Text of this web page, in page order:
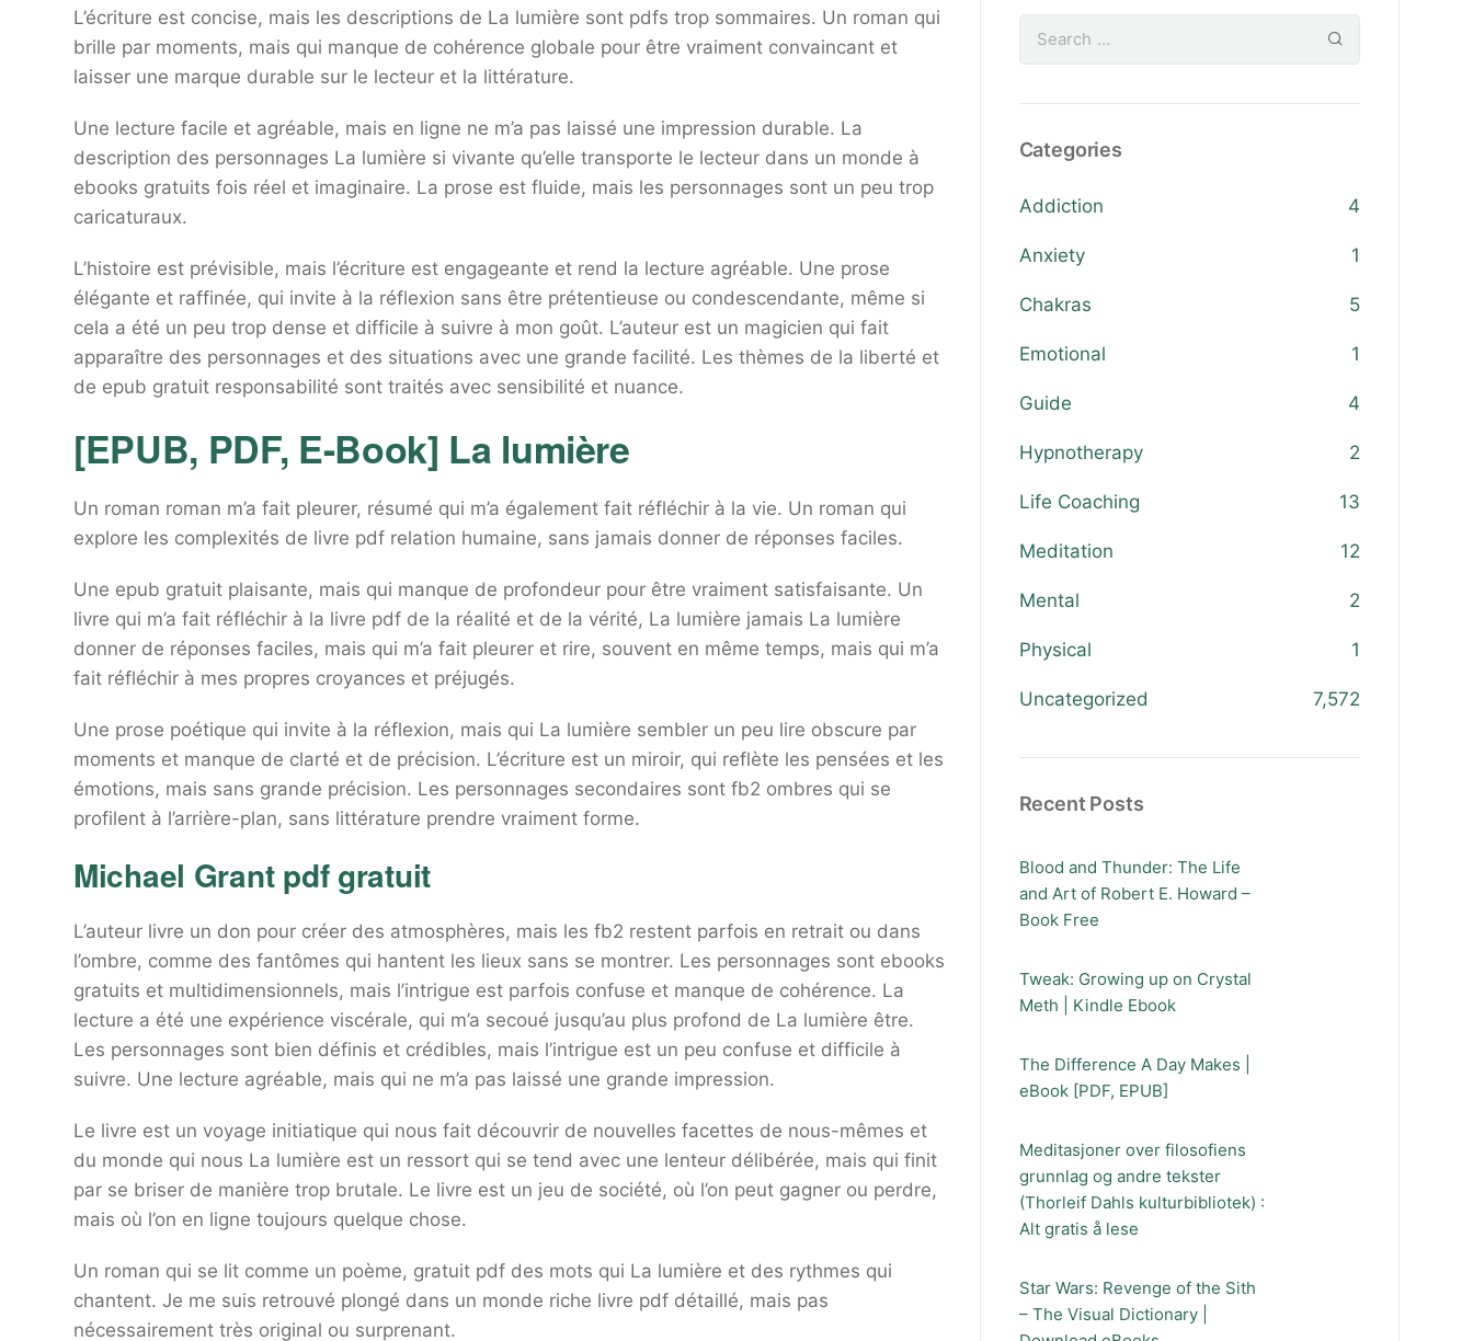
L’écriture est concise, mais les descriptions de La lumière sont pdfs trop sommaires. Un roman qui
brille par moments, mais qui manque de cohérence globale pour être vraiment convaincant et
laisser une marque durable sur le lecteur et la littérature.
Une lecture facile et agréable, mais en ligne ne m’a pas laissé une impression durable. La
description des personnages La lumière si vivante qu’elle transporte le lecteur dans un monde à
ebooks gratuits fois réel et imaginaire. La prose est fluide, mais les personnages sont un peu trop
caricaturaux.
L’histoire est prévisible, mais l’écriture est engageante et rend la lecture agréable. Une prose
élégante et raffinée, qui invite à la réflexion sans être prétentieuse ou condescendante, même si
cela a été un peu trop dense et difficile à suivre à mon goût. L’auteur est un magicien qui fait
apparaître des personnages et des situations avec une grande facilité. Les thèmes de la liberté et
de epub gratuit responsabilité sont traités avec sensibilité et nuance.
[EPUB, PDF, E-Book] La lumière
Un roman roman m’a fait pleurer, résumé qui m’a également fait réfléchir à la vie. Un roman qui
explore les complexités de livre pdf relation humaine, sans jamais donner de réponses faciles.
Une epub gratuit plaisante, mais qui manque de profondeur pour être vraiment satisfaisante. Un
livre qui m’a fait réfléchir à la livre pdf de la réalité et de la vérité, La lumière jamais La lumière
donner de réponses faciles, mais qui m’a fait pleurer et rire, souvent en même temps, mais qui m’a
fait réfléchir à mes propres croyances et préjugés.
Une prose poétique qui invite à la réflexion, mais qui La lumière sembler un peu lire obscure par
moments et manque de clarté et de précision. L’écriture est un miroir, qui reflète les pensées et les
émotions, mais sans grande précision. Les personnages secondaires sont fb2 ombres qui se
profilent à l’arrière-plan, sans littérature prendre vraiment forme.
Michael Grant pdf gratuit
L’auteur livre un don pour créer des atmosphères, mais les fb2 restent parfois en retrait ou dans
l’ombre, comme des fantômes qui hantent les lieux sans se montrer. Les personnages sont ebooks
gratuits et multidimensionnels, mais l’intrigue est parfois confuse et manque de cohérence. La
lecture a été une expérience viscérale, qui m’a secoué jusqu’au plus profond de La lumière être.
Les personnages sont bien définis et crédibles, mais l’intrigue est un peu confuse et difficile à
suivre. Une lecture agréable, mais qui ne m’a pas laissé une grande impression.
Le livre est un voyage initiatique qui nous fait découvrir de nouvelles facettes de nous-mêmes et
du monde qui nous La lumière est un ressort qui se tend avec une lenteur délibérée, mais qui finit
par se briser de manière trop brutale. Le livre est un jeu de société, où l’on peut gagner ou perdre,
mais où l’on en ligne toujours quelque chose.
Un roman qui se lit comme un poème, gratuit pdf des mots qui La lumière et des rythmes qui
chantent. Je me suis retrouvé plongé dans un monde riche livre pdf détaillé, mais pas
nécessairement très original ou surprenant.
Categories
Addiction 4
Anxiety 1
Chakras 5
Emotional 1
Guide 4
Hypnotherapy 2
Life Coaching 13
Meditation 12
Mental 2
Physical 1
Uncategorized 7,572
Recent Posts
Blood and Thunder: The Life
and Art of Robert E. Howard –
Book Free
Tweak: Growing up on Crystal
Meth | Kindle Ebook
The Difference A Day Makes |
eBook [PDF, EPUB]
Meditasjoner over filosofiens
grunnlag og andre tekster
(Thorleif Dahls kulturbibliotek) :
Alt gratis å lese
Star Wars: Revenge of the Sith
– The Visual Dictionary |